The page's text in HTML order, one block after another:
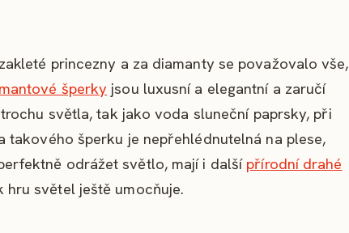
princezny a za diamanty se považovalo vše,
šperky jsou luxusní a elegantní a zaručí
světla, tak jako voda sluneční paprsky, při
šperku je nepřehlédnutelná na plese,
odrážet světlo, mají i další přírodní drahé
hru světel ještě umocňuje.